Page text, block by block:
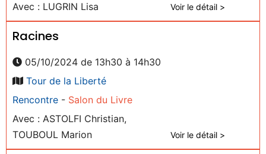
Avec : LUGRIN Lisa
Voir le détail >
Racines
05/10/2024 de 13h30 à 14h30
Tour de la Liberté
Rencontre - Salon du Livre
Avec : ASTOLFI Christian,
TOUBOUL Marion
Voir le détail >